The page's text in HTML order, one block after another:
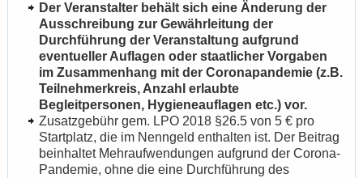
Der Veranstalter behält sich eine Änderung der
Ausschreibung zur Gewährleitung der
Durchführung der Veranstaltung aufgrund
eventueller Auflagen oder staatlicher Vorgaben
im Zusammenhang mit der Coronapandemie (z.B.
Teilnehmerkreis, Anzahl erlaubte
Begleitpersonen, Hygieneauflagen etc.) vor.
Zusatzgebühr gem. LPO 2018 §26.5 von 5 € pro
Startplatz, die im Nenngeld enthalten ist. Der Beitrag
beinhaltet Mehraufwendungen aufgrund der Corona-
Pandemie, ohne die eine Durchführung des